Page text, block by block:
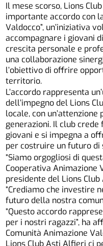
Il mese scorso, Lions
importante accordo con
Valdocco”, un’iniziativa
accompagnare i giovani
crescita personale e
una collaborazione
l’obiettivo di offrire
territorio.
L’accordo rappresenta
dell’impegno del Lions
locale, con
generazioni. Il club
giovani e si impegna a
per costruire un futuro di
“Siamo orgogliosi di
Cooperativa Animazione
presidente del Lions
“Crediamo che investire
futuro della nostra
“Questo accordo
per i nostri ragazzi”, ha
Comunità Animazione
Lions Club Asti Alfieri ci